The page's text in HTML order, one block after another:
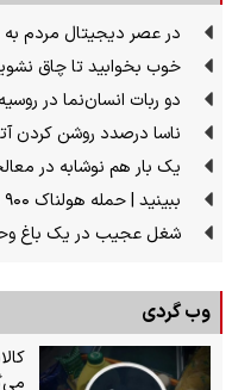
در عصر دیجیتال مردم به
خوب بخوابید تا چاق
دو ربات انسان‌نما در
ناسا درصدد روشن کردن
یک بار هم نوشابه در
ببینید | حمله هولناک ۹۰۰ مار کبرای قاتل به ساکنان مردم چین
شغل عجیب در یک باغ
وب گردی